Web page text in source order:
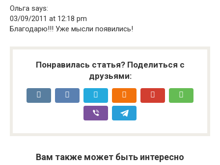
Ольга says:
03/09/2011 at 12:18 pm
Благодарю!!! Уже мысли появились!
Понравилась статья? Поделиться с
друзьями:
Вам также может быть интересно